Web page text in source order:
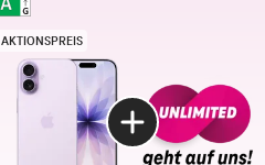
AKTIONSPREIS